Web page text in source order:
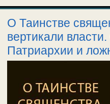
О Таинстве
вертикали
Патриархии и